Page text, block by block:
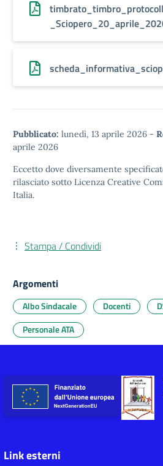
Pubblicato: lunedì, 13 aprile 2026 -
aprile 2026
Eccetto dove diversamente
rilasciato sotto Licenza Creative
Italia.
Stampa / Condividi
Argomenti
Albo Sindacale Docenti
Personale ATA
Link esterni